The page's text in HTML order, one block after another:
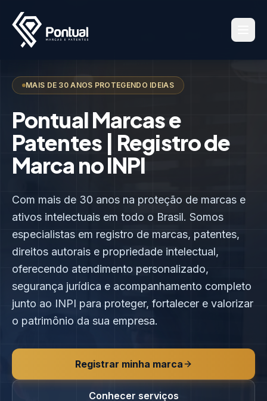
MAIS DE 30 ANOS PROTEGENDO IDEIAS
Pontual Marcas e
Patentes | Registro de
Marca no INPI
Com mais de 30 anos na proteção de marcas e
ativos intelectuais em todo o Brasil. Somos
especialistas em registro de marcas, patentes,
direitos autorais e propriedade intelectual,
oferecendo atendimento personalizado,
segurança jurídica e acompanhamento completo
junto ao INPI para proteger, fortalecer e valorizar
o patrimônio da sua empresa.
Registrar minha marca
Conhecer serviços